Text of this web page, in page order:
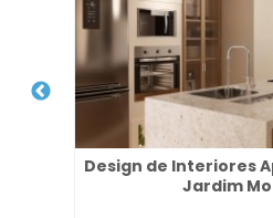
Design de Interiores
Jardim